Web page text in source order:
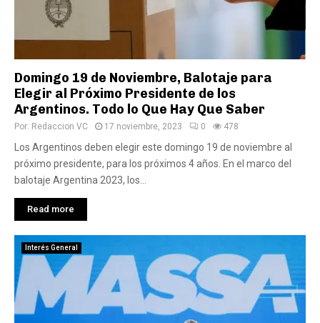
Domingo 19 de Noviembre, Balotaje para
Elegir al Próximo Presidente de los
Argentinos. Todo lo Que Hay Que Saber
Por: Redaccion VC 17 noviembre, 2023 0 478
Los Argentinos deben elegir este domingo 19 de noviembre al
próximo presidente, para los próximos 4 años. En el marco del
balotaje Argentina 2023, los...
Read more
Interés General